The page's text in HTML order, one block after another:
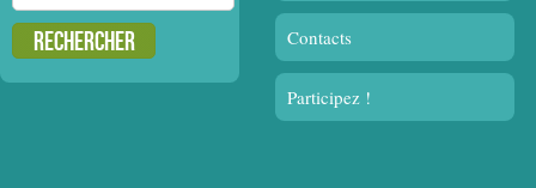
Contacts
Participez !